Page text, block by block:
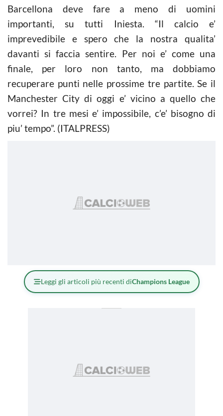
Barcellona deve fare a meno di uomini
importanti, su tutti Iniesta. “Il calcio e’
imprevedibile e spero che la nostra qualita’
davanti si faccia sentire. Per noi e’ come una
finale, per loro non tanto, ma dobbiamo
recuperare punti nelle prossime tre partite. Se il
Manchester City di oggi e’ vicino a quello che
vorrei? In tre mesi e’ impossibile, c’e’ bisogno di
piu’ tempo”. (ITALPRESS)
Leggi gli articoli più recenti diChampions League